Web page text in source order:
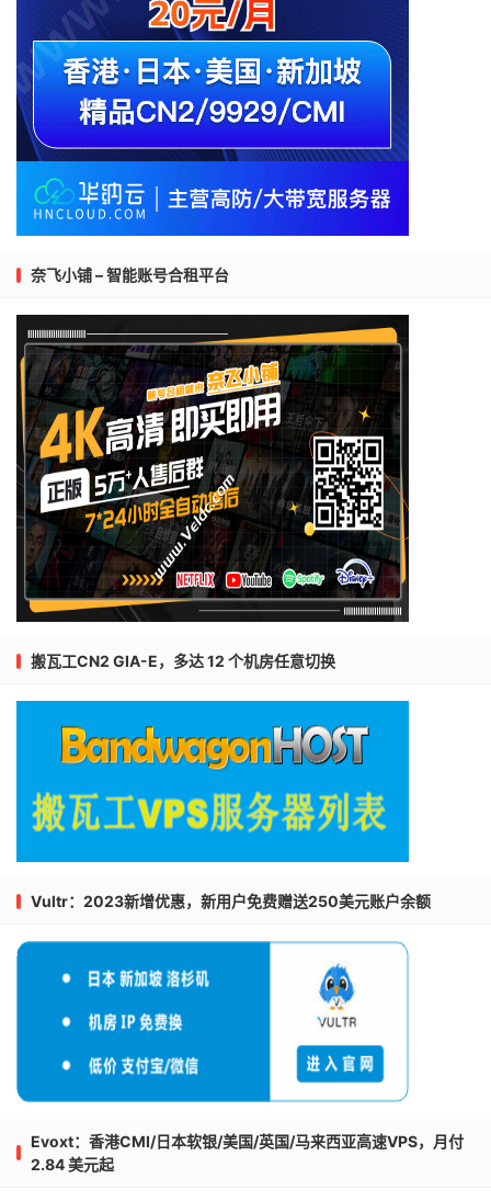
奈飞小铺 – 智能账号合租平台
搬瓦工CN2 GIA-E，多达 12 个机房任意切换
Vultr：2023新增优惠，新用户免费赠送250美元账户余额
Evoxt：香港CMI/日本软银/美国/英国/马来西亚高速VPS，月付
2.84 美元起